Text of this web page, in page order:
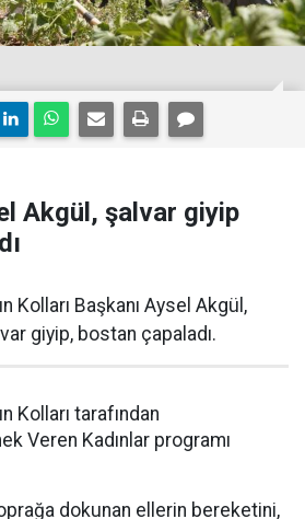
Akgül, şalvar giyip
Kolları Başkanı Aysel Akgül,
giyip, bostan çapaladı.
Kolları tarafından
Veren Kadınlar programı
dokunan ellerin bereketini,